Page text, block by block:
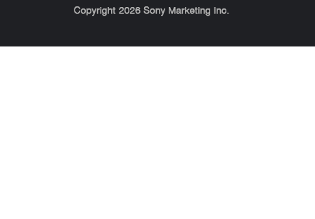
Sony Corporation, Sony Marketing Inc.